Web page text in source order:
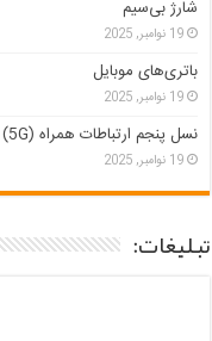
شارژ بی‌سیم
19 نوامبر, 2025
باتری‌های موبایل
19 نوامبر, 2025
نسل پنجم ارتباطات همراه (5G)
19 نوامبر, 2025
تبلیغات: